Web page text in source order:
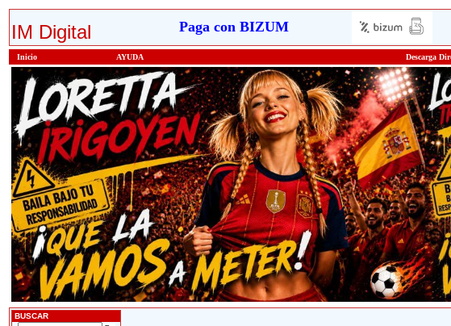
IM Digital Paga con BIZUM
Inicio AYUDA Descarga
BUSCAR